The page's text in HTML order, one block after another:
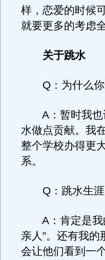
样，恋爱的时候
就要更多的考虑
关于跳水
Q：为什么你
A：暂时我也
水做点贡献。我
整个学校办得更
系。
Q：跳水生涯
A：肯定是我
亲人”。还有我
会让他们看到一